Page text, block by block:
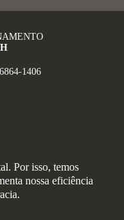
1406
Por isso, temos
nossa eficiência